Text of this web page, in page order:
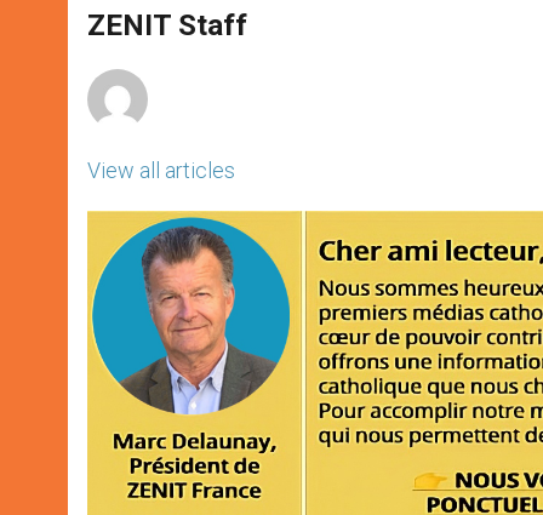
p
p
g
e
o
k
ZENIT Staff
View all articles